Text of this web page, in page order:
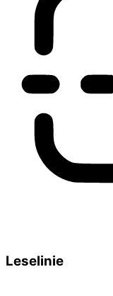
Leselinie